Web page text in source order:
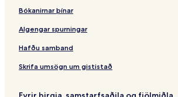
Bókanirnar þínar
Algengar spurningar
Hafðu samband
Skrifa umsögn um gististað